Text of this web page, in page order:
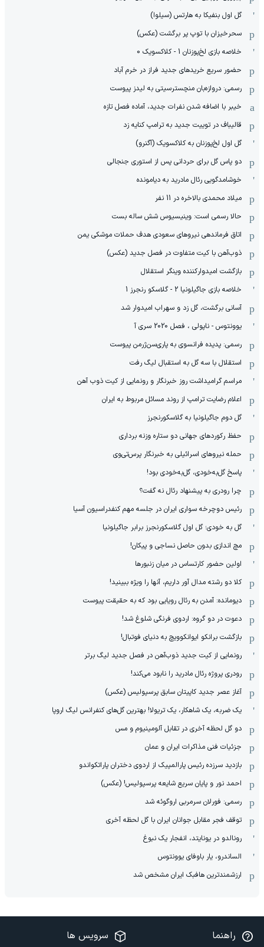
گل اول بنفیکا به هارتس (سیلوا)
سحرخیزان با توپ پر برگشت (عکس)
خلاصه بازی لخ‌پوزنان 1 - کلاکسویک 0
حضور سریع خریدهای جدید فراز در خرم آباد
رسمی: دروازه‌بان منچسترسیتی به لیدز پیوست
خیبر با اضافه شدن نفرات جدید، آماده فصل تازه
قالیباف در توییت جدید به ترامپ کنایه زد
گل اول لخ‌پوزنان به کلاکسویک (آگنرو)
دو پاس گل برای حردانی پس از استوری جنجالی
خوشامدگویی رئال مادرید به دیامونده
میلاد محمدی بالاخره در 11 نفر
حالا رسمی است: وینیسیوس شش ساله بست
اتاق فرماندهی نیروهای سعودی هدف حملات موشکی یمن
ذوب‌آهن با کیت متفاوت در فصل جدید (عکس)
بازگشت امیدوارکننده وینگر استقلال
خلاصه بازی جاگیلونیا 2 - گلاسکو رنجرز 1
آسانی برگشت، گل زد و سهراب امیدوار شد
یوونتوس - ناپولی ، فصل 2020 سری آ
رسمی: پدیده فرانسوی به پاری‌سن‌ژرمن پیوست
استقلال با سه گل به استقبال لیگ رفت
مراسم گرامیداشت روز خبرنگار و رونمایی از کیت ذوب آهن
اعلام رضایت ترامپ از روند مسائل مربوط به ایران
گل دوم جاگیلونیا به گلاسکورنجرز
حفظ رکوردهای جهانی دو ستاره وزنه برداری
حمله نیروهای اسرائیلی به خبرنگار پرس‌تی‌وی
پاسخ گل‌به‌خودی، گل‌به‌خودی بود!
چرا رودری به پیشنهاد رئال نه گفت؟
رئیس دوچرخه سواری ایران در جلسه مهم کنفدراسیون آسیا
گل به خودی؛ گل اول گلاسکورنجرز برابر جاگیلونیا
مچ اندازی بدون حاصل نساجی و پیکان!
اولین حضور کارتساس در میان زنبورها
کلا دو‌ رشته مدال آور داریم، آنها را ویژه ببینید!
دیومانده: آمدن به رئال رویایی بود که به حقیقت پیوست
دعوت در دو گروه: اردوی فرنگی شلوغ شد!
بازگشت برانکو ایوانکوویچ به دنیای فوتبال!
رونمایی از کیت جدید ذوب‌آهن در فصل جدید لیگ برتر
رودری پروژه رئال مادرید را نابود می‌کند!
آغاز عصر جدید کاپیتان سابق پرسپولیس (عکس)
یک ضربه، یک شاهکار، یک تریولا! بهترین گل‌های کنفرانس لیگ اروپا
دو گل لحظه آخری در تقابل آلومینیوم و مس
جزئیات فنی مذاکرات ایران و عمان
بازدید سرزده رئیس پارالمپیک از اردوی دختران پاراتکواندو
احمد نور و پایان سریع شایعه پرسپولیس! (عکس)
رسمی: فورلان سرمربی اروگوئه شد
توقف فجر مقابل جوانان ایران با گل لحظه آخری
رونالدو در یونایتد، انفجار یک نبوغ
الساندرو، یار باوفای یوونتوس
ارزشمندترین هافبک ایران مشخص شد
راهنما سرویس ها